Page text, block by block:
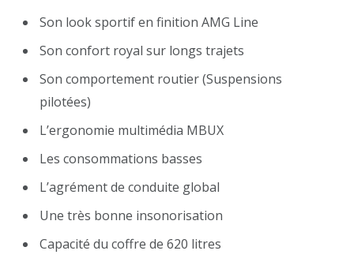
Son look sportif en finition AMG Line
Son confort royal sur longs trajets
Son comportement routier (Suspensions
pilotées)
L’ergonomie multimédia MBUX
Les consommations basses
L’agrément de conduite global
Une très bonne insonorisation
Capacité du coffre de 620 litres